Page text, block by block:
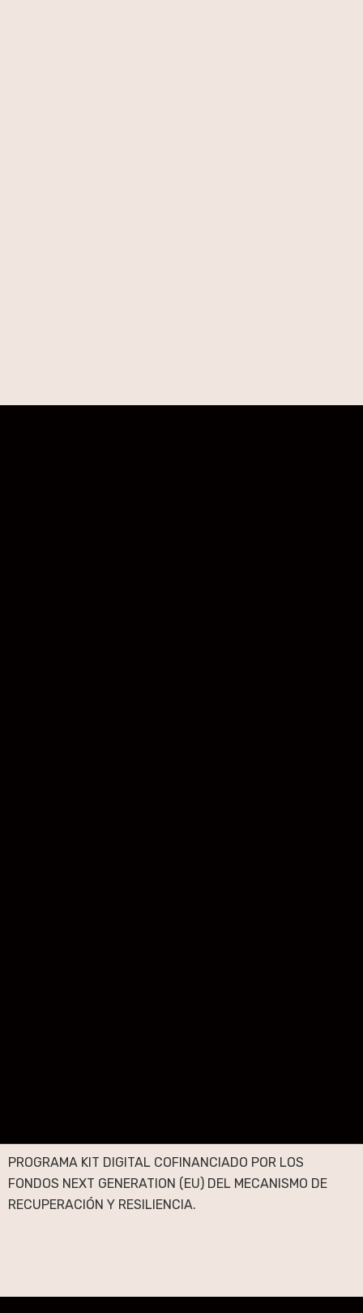
PROGRAMA KIT DIGITAL COFINANCIADO POR LOS
FONDOS NEXT GENERATION (EU) DEL MECANISMO DE
RECUPERACIÓN Y RESILIENCIA.